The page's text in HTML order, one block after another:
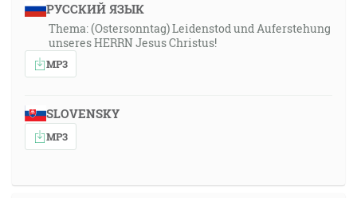
РУССКИЙ ЯЗЫК
Thema: (Ostersonntag) Leidenstod und Auferstehung
unseres HERRN Jesus Christus!
MP3
SLOVENSKY
MP3